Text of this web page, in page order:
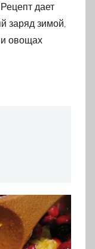
дает
заряд зимой,
и овощах